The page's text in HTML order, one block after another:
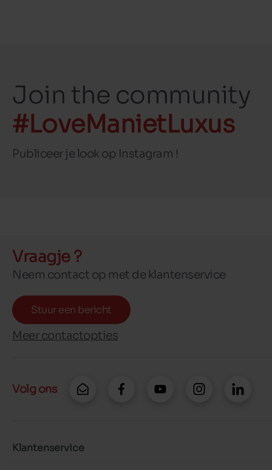
Join the community
#LoveManietLuxus
Publiceer je look op Instagram !
Vraagje ?
Neem contact op met de klantenservice
Stuur een bericht
Meer contactopties
Volg ons
Klantenservice